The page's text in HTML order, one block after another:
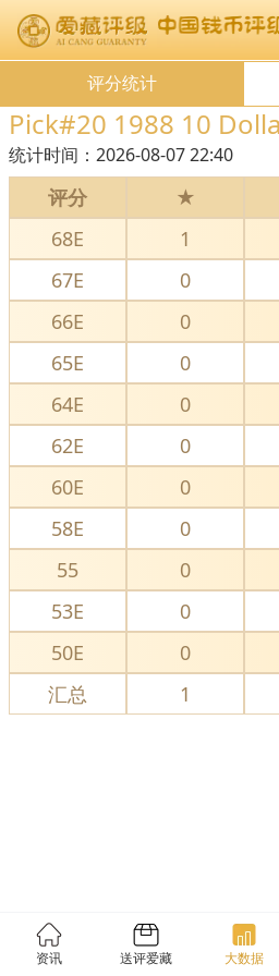
评分统计
Pick#20 1988 10
统计时间： 2026-08-07 22:40
评分 ★
68E
1
67E
0
66E
0
65E
0
64E
0
62E
0
60E
0
58E
0
55
0
53E
0
50E
0
汇总
1
资讯 送评爱藏 大数据